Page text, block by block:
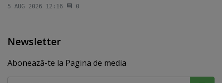
5 AUG 2026 12:16 0
Newsletter
Abonează-te la Pagina de media